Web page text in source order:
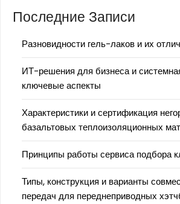
Последние Записи
Разновидности гель-лаков и их
ИТ-решения для бизнеса и
ключевые аспекты
Характеристики и сертификация
базальтовых теплоизоляционных
Принципы работы сервиса подбора
Типы, конструкция и варианты
передач для переднеприводных